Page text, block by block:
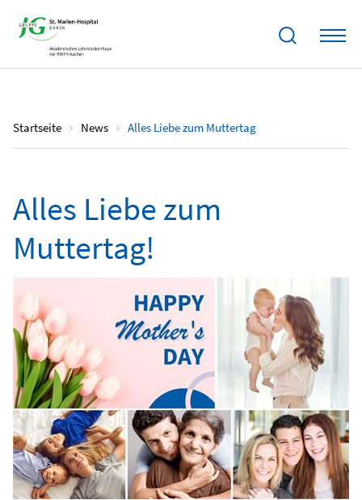
Startseite News Alles Liebe zum Muttertag
12.05.2024
Alles Liebe zum
Muttertag!